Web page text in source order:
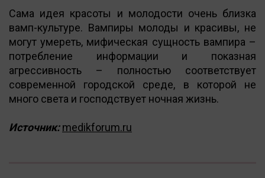
Сама идея красоты и молодости очень близка
вамп-культуре. Вампиры молоды и красивы, не
могут умереть, мифическая сущность вампира –
потребление информации и показная
агрессивность – полностью соответствует
современной городской среде, в которой не
много света и господствует ночная жизнь.
Источник: medikforum.ru